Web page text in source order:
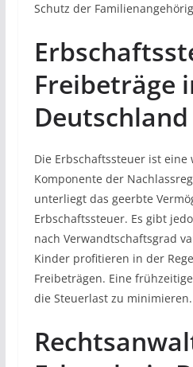
Schutz der
Freibeträge
Deutschland
Die Erbschaftssteuer ist
Komponente der
unterliegt das geerbte
Erbschaftssteuer. Es gibt
nach Verwandtschaftsgrad
Kinder profitieren in der
Freibeträgen. Eine
die Steuerlast zu minimieren.